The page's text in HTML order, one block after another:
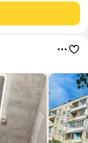
инфраструктура
названы в